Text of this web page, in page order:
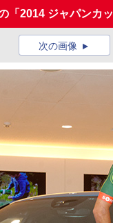
「2014 ジャパンカ
次の画像